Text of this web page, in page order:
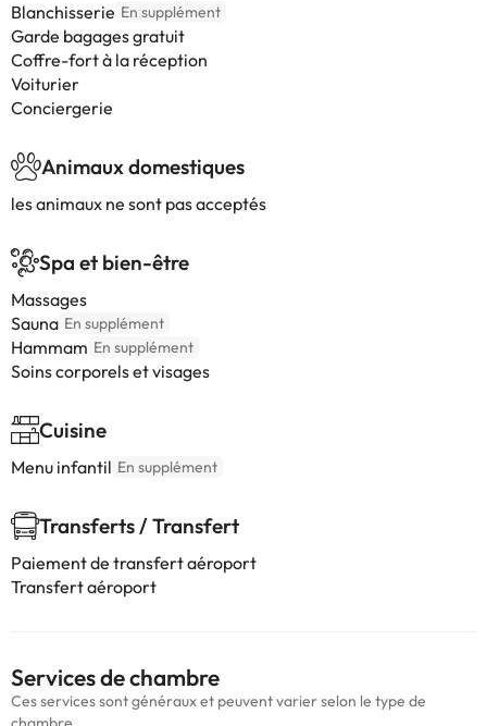
Blanchisserie En supplément
Garde bagages gratuit
Coffre-fort à la réception
Voiturier
Conciergerie
Animaux domestiques
les animaux ne sont pas acceptés
Spa et bien-être
Massages
Sauna En supplément
Hammam En supplément
Soins corporels et visages
Cuisine
Menu infantil En supplément
Transferts / Transfert
Paiement de transfert aéroport
Transfert aéroport
Services de chambre
Ces services sont généraux et peuvent varier selon le type de